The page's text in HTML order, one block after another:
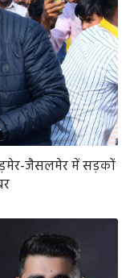
जैसलमेर में सड़कों